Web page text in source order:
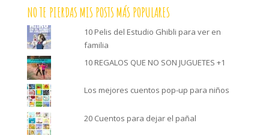
NO TE PIERDAS MIS POSTS MÁS POPULARES
10 Pelis del Estudio Ghibli para ver en
familia
10 REGALOS QUE NO SON JUGUETES +1
Los mejores cuentos pop-up para niños
20 Cuentos para dejar el pañal